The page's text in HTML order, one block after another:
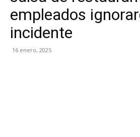
empleados
incidente
16 enero, 2025